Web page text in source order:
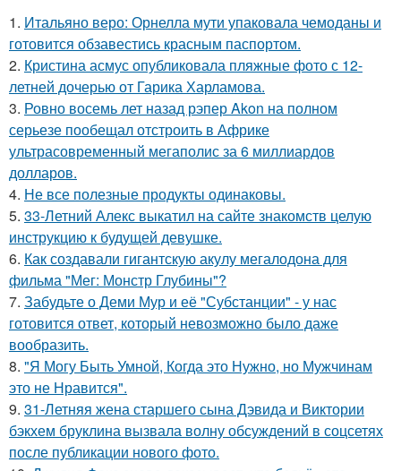
1. Итальяно веро: Орнелла мути упаковала чемоданы и
готовится обзавестись красным паспортом.
2. Кристина асмус опубликовала пляжные фото с 12-
летней дочерью от Гарика Харламова.
3. Ровно восемь лет назад рэпер Akon на полном
серьезе пообещал отстроить в Африке
ультрасовременный мегаполис за 6 миллиардов
долларов.
4. Не все полезные продукты одинаковы.
5. 33-Летний Алекс выкатил на сайте знакомств целую
инструкцию к будущей девушке.
6. Как создавали гигантскую акулу мегалодона для
фильма "Мег: Монстр Глубины"?
7. Забудьте о Деми Мур и её "Субстанции" - у нас
готовится ответ, который невозможно было даже
вообразить.
8. "Я Могу Быть Умной, Когда это Нужно, но Мужчинам
это не Нравится".
9. 31-Летняя жена старшего сына Дэвида и Виктории
бэкхем бруклина вызвала волну обсуждений в соцсетях
после публикации нового фото.